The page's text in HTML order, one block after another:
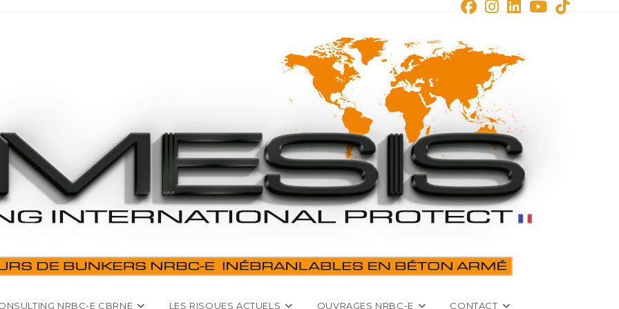
NRBC-E CBRNE LES RISQUES ACTUELS OUVRAGES NRBC-E CONTACT